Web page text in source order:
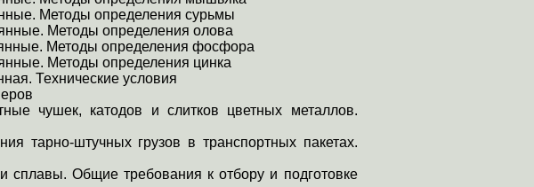
. Методы определения сурьмы
. Методы определения олова
. Методы определения фосфора
. Методы определения цинка
Технические условия
чушек, катодов и слитков цветных металлов.
тарно-штучных грузов в транспортных пакетах.
Общие требования к отбору и подготовке